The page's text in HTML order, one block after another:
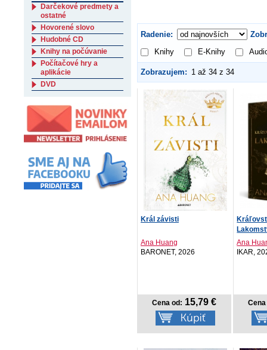
Radenie:
Knihy
E-Knihy
Zobrazujem: 1 až 34 z 34
Král závisti
Ana Huang
BARONET, 2026
Cena od: 15,79 €
Ana
IKAR,
Darčekové predmety a
ostatné
Hovorené slovo
Hudobné CD
Knihy na počúvanie
Počítačové hry a
aplikácie
DVD